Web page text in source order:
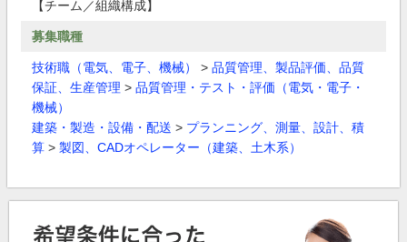
【チーム／組織構成】
募集職種
技術職（電気、電子、機械） > 品質管理、製品評価、品質
保証、生産管理 > 品質管理・テスト・評価（電気・電子・
機械）
建築・製造・設備・配送 > プランニング、測量、設計、積
算 > 製図、CADオペレーター（建築、土木系）